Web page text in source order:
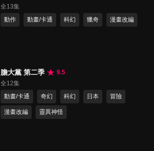
全13集
動作
動畫/卡通 科幻 獵奇 漫畫改編
膽大黨 第二季
9.5
全12集
動畫/卡通
奇幻 科幻 日本 冒險
漫畫改編 靈異神怪